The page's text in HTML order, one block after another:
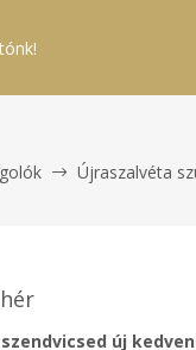
Újraszalvéta
új